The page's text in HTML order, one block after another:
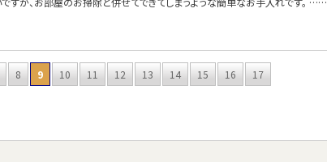
8 9 10 11 12 13 14 15 16
17